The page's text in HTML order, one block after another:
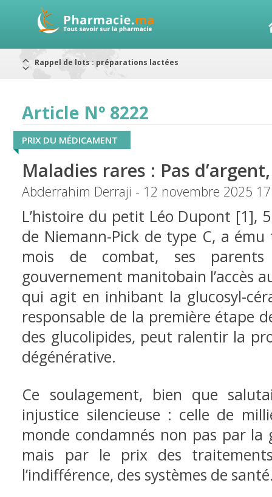
Alerte / AMMPS
RAPPELS DE LOTS
Rappel de lots : ANTITOXINE TÉTANIQUE 1500.
Article N° 8222
PRIX DU MÉDICAMENT
Maladies rares : Pas
Abderrahim Derraji - 12 novembre 2025
L’histoire du petit Léo Dupont [1],
de Niemann-Pick de type C, a
mois de combat, ses
gouvernement manitobain l’accès
qui agit en inhibant la glucosyl-
responsable de la première étape
des glucolipides, peut ralentir la
dégénérative.
Ce soulagement, bien que
injustice silencieuse : celle de
monde condamnés non pas par
mais par le prix des
l’indifférence, des systèmes de